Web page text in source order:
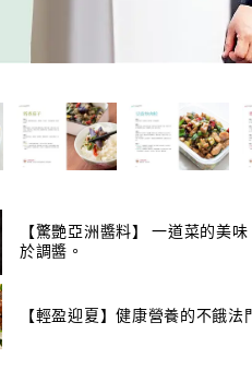
【驚艷亞洲醬料】 一道菜的美
於調醬。
【輕盈迎夏】健康營養的不餓法